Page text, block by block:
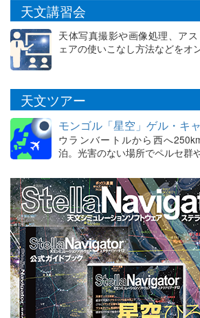
天文講習会
天体写真撮影や画像処理、ア
ェアの使いこなし方法などをオ
天文ツアー
モンゴル「星空」ゲル・キ
ウランバートルから西へ
泊。光害のない場所でペルセ群